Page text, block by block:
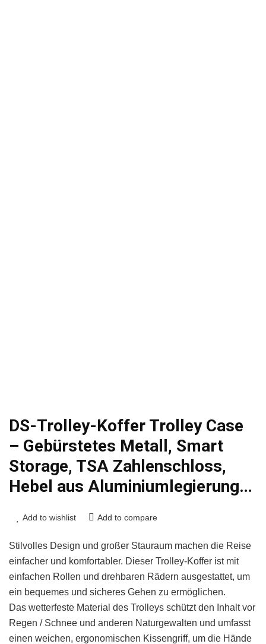
DS-Trolley-Koffer Trolley Case
– Gebürstetes Metall, Smart
Storage, TSA Zahlenschloss,
Hebel aus Aluminiumlegierung…
Add to wishlist Add to compare
Stilvolles Design und großer Stauraum machen die Reise
einfacher und komfortabler. Dieser Trolley-Koffer ist mit
einfachen Rollen und drehbaren Rädern ausgestattet, um
ein bequemes und sicheres Gehen zu ermöglichen.
Das wetterfeste Material des Trolleys schützt den Inhalt vor
Regen / Schnee und anderen Naturgewalten und umfasst
einen weichen, ergonomischen Kissengriff, um die Hände